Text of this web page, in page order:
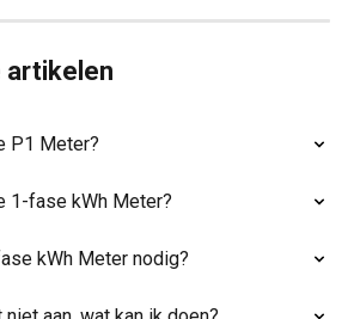
artikelen
P1 Meter?
1-fase kWh Meter?
kWh Meter nodig?